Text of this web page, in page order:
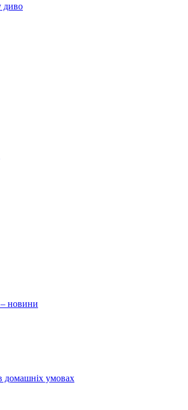
диво
– новини
домашніх умовах